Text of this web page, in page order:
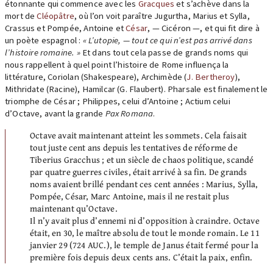
étonnante qui commence avec les Gracques et s’achève dans la
mort deCléopâtre, où l’on voit paraître Jugurtha, Marius et Sylla,
Crassus et Pompée, Antoine etCésar, — Cicéron —, et qui fit dire à
un poète espagnol : « L’utopie, — tout ce qui n’est pas arrivé dans
l’histoire romaine. »Et dans tout cela passe de grands noms qui
nous rappellent à quel point l’histoire de Rome influença la
littérature, Coriolan (Shakespeare), Archimède (J. Bertheroy),
Mithridate (Racine), Hamilcar (G. Flaubert). Pharsale est finalement le
triomphe de César ; Philippes, celui d’Antoine ; Actium celui
d’Octave, avant la grande Pax Romana.
Octave avait maintenant atteint les sommets. Cela faisait
tout juste cent ans depuis les tentatives de réforme de
Tiberius Gracchus ; et un siècle de chaos politique, scandé
par quatre guerres civiles, était arrivé à sa fin. De grands
noms avaient brillé pendant ces cent années : Marius, Sylla,
Pompée, César, Marc Antoine, mais il ne restait plus
maintenant qu’Octave.
Il n’y avait plus d’ennemi ni d’opposition à craindre. Octave
était, en 30, le maître absolu de tout le monde romain. Le 11
janvier 29 (724 AUC.), le temple de Janus était fermé pour la
première fois depuis deux cents ans. C’était la paix, enfin.